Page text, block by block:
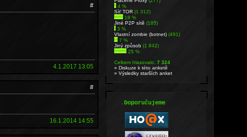
#
4.1.2017 13:05
#
16.1.2014 14:55
4 %
Síť TOR(1 312)
18 %
Jiné P2P sítě(185)
3 %
Vlastní zombie (botnet)(491)
7 %
Jiný způsob(1 842)
25 %
Celkem hlasovalo:7 324
» Diskuze k této anketě
» Výsledky starších anket
.Doporučujeme